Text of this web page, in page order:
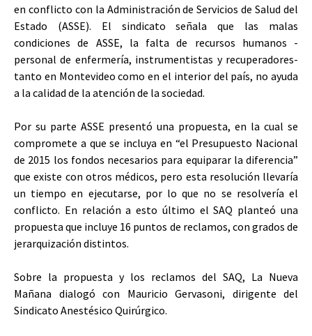
en conflicto con la Administración de Servicios de Salud del
Estado (ASSE). El sindicato señala que las malas
condiciones de ASSE, la falta de recursos humanos -
personal de enfermería, instrumentistas y recuperadores-
tanto en Montevideo como en el interior del país, no ayuda
a la calidad de la atención de la sociedad.
Por su parte ASSE presentó una propuesta, en la cual se
compromete a que se incluya en “el Presupuesto Nacional
de 2015 los fondos necesarios para equiparar la diferencia”
que existe con otros médicos, pero esta resolución llevaría
un tiempo en ejecutarse, por lo que no se resolvería el
conflicto. En relación a esto último el SAQ planteó una
propuesta que incluye 16 puntos de reclamos, con grados de
jerarquización distintos.
Sobre la propuesta y los reclamos del SAQ, La Nueva
Mañana dialogó con Mauricio Gervasoni, dirigente del
Sindicato Anestésico Quirúrgico.